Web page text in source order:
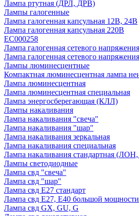
Лампа ртутная (ДРЛ, ДРВ)
Лампы галогенные
Лампа галогенная капсульная 12В, 24В
Лампа галогенная капсульная 220В
EC000258
Лампа галогенная сетевого
Лампа галогенная сетевого
Лампы люминесцентные
Компактная люминесцентная лампа
Лампа люминесцентная
Лампа люминесцентная специальная
Лампа энергосберегающая (КЛЛ)
Лампы накаливания
Лампа накаливания "свеча"
Лампа накаливания "шар"
Лампа накаливания зеркальная
Лампа накаливания специальная
Лампа накаливания стандартная
Лампы светодиодные
Лампа свд "свеча"
Лампа свд "шар"
Лампа свд E27 стандарт
Лампа свд E27, Е40 большой мощности
Лампа свд GX, GU, G